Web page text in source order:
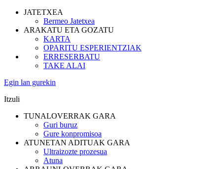
JATETXEA
Bermeo Jatetxea
ARAKATU ETA GOZATU
KARTA
OPARITU ESPERIENTZIAK
ERRESERBATU
TAKE ALAI
Egin lan gurekin
Itzuli
TUNALOVERRAK GARA
Guri buruz
Gure konpromisoa
ATUNETAN ADITUAK GARA
Ultraizozte prozesua
Atuna